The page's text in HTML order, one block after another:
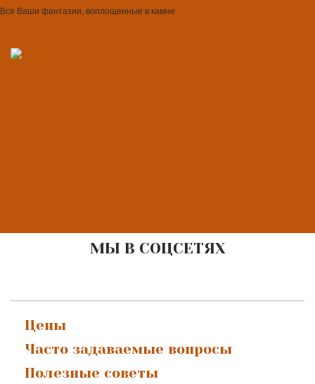
Все Ваши фантазии, воплощенные в камне
МЫ В СОЦСЕТЯХ
Цены
Часто задаваемые вопросы
Полезные советы